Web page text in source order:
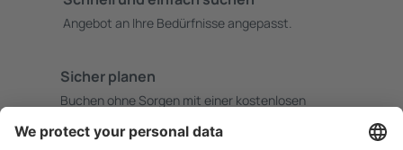
Angebot an Ihre Bedürfnisse angepasst.
Sicher planen
Buchen ohne Sorgen mit einer kostenlosen